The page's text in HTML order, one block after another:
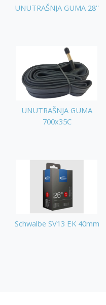
UNUTRAŠNJA GUMA 28''
UNUTRAŠNJA GUMA
700x35C
Schwalbe SV13 EK 40mm